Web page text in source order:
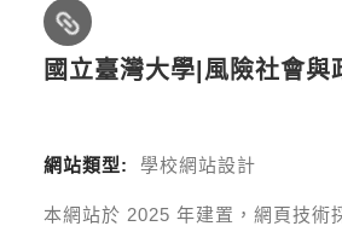
國立臺灣大學|風險社會與
網站類型: 學校網站設計
本網站於 2025 年建置，網頁技術